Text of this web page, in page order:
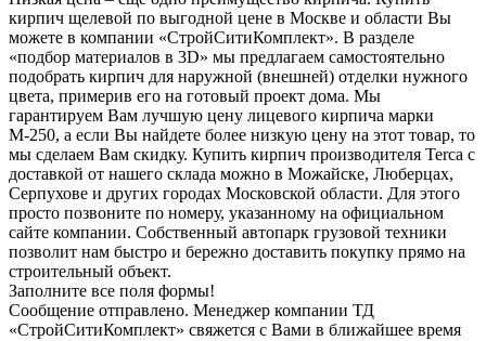
кирпич щелевой по выгодной цене в Москве и области Вы
можете в компании «СтройСитиКомплект». В разделе
«подбор материалов в 3D» мы предлагаем самостоятельно
подобрать кирпич для наружной (внешней) отделки нужного
цвета, примерив его на готовый проект дома. Мы
гарантируем Вам лучшую цену лицевого кирпича марки
М-250, а если Вы найдете более низкую цену на этот товар, то
мы сделаем Вам скидку. Купить кирпич производителя Terca с
доставкой от нашего склада можно в Можайске, Люберцах,
Серпухове и других городах Московской области. Для этого
просто позвоните по номеру, указанному на официальном
сайте компании. Собственный автопарк грузовой техники
позволит нам быстро и бережно доставить покупку прямо на
строительный объект.
Заполните все поля формы!
Сообщение отправлено. Менеджер компании ТД
«СтройСитиКомплект» свяжется с Вами в ближайшее время